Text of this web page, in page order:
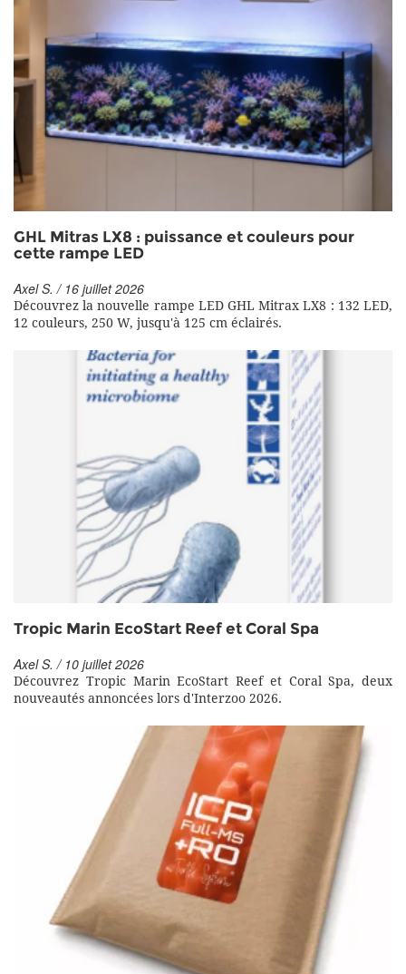
GHL Mitras LX8 : puissance et couleurs pour
cette rampe LED
Axel S. / 16 juillet 2026
Découvrez la nouvelle rampe LED GHL Mitrax LX8 : 132 LED,
12 couleurs, 250 W, jusqu'à 125 cm éclairés.
Tropic Marin EcoStart Reef et Coral Spa
Axel S. / 10 juillet 2026
Découvrez Tropic Marin EcoStart Reef et Coral Spa, deux
nouveautés annoncées lors d'Interzoo 2026.